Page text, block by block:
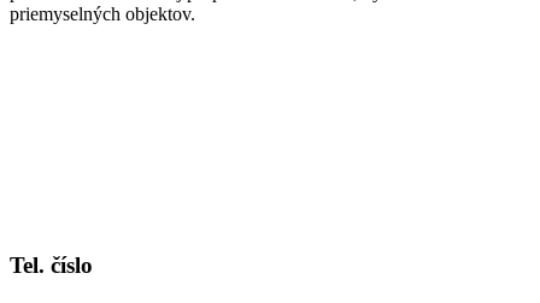
priemyselných objektov.
Tel. číslo